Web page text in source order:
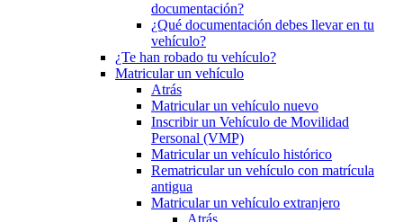
documentación?
¿Qué documentación debes llevar en tu
vehículo?
¿Te han robado tu vehículo?
Matricular un vehículo
Atrás
Matricular un vehículo nuevo
Inscribir un Vehículo de Movilidad
Personal (VMP)
Matricular un vehículo histórico
Rematricular un vehículo con matrícula
antigua
Matricular un vehículo extranjero